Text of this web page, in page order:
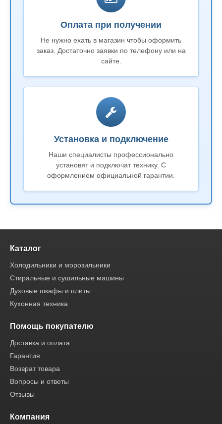
Оплата при получении
Не нужно ехать в магазин чтобы оформить
заказ. Достаточно заявки по телефону или на
сайте.
Установка и подключение
Наши специалисты профессионально
установят и подключат технику. С
оформлением официальной гарантии.
Каталог
Холодильники и морозильники
Стиральные и сушильные машины
Духовые шкафы и плиты
Кухонная техника
Помощь покупателю
Доставка и оплата
Гарантия
Возврат товара
Вопросы и ответы
Отзывы
Компания